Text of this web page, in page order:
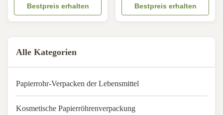
verfügbares Multiusage
druckt
Bestpreis erhalten
Debossed CMYK
Bestpreis erhalten
Alle Kategorien
Papierrohr-Verpacken der Lebensmittel
Kosmetische Papierröhrenverpackung